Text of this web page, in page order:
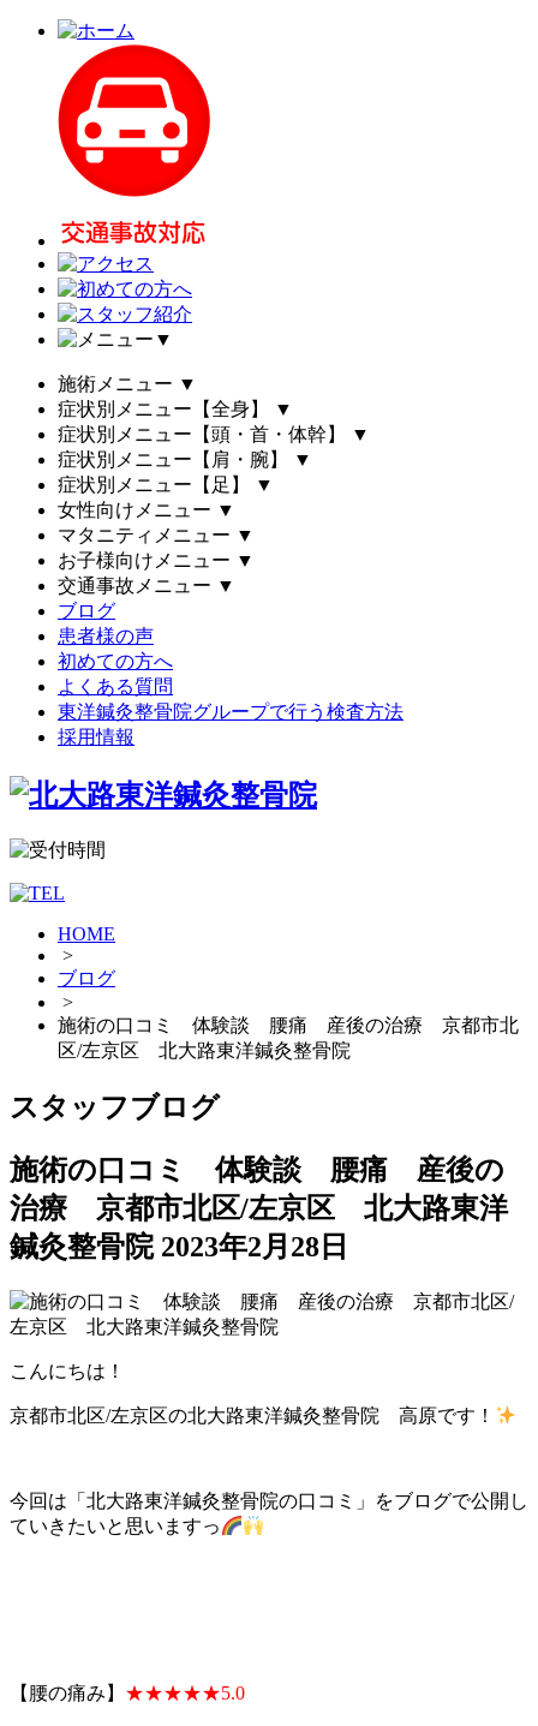
▼
施術メニュー ▼
症状別メニュー【全身】
▼
症状別メニュー【頭・首・体幹】
▼
症状別メニュー【肩・腕】
▼
症状別メニュー【足】
▼
女性向けメニュー ▼
マタニティメニュー ▼
お子様向けメニュー ▼
交通事故メニュー ▼
ブログ
患者様の声
初めての方へ
よくある質問
東洋鍼灸整骨院グループで行う検査方法
採用情報
HOME
>
ブログ
>
施術の口コミ 体験談 腰痛 産後の治療 京都市北
区/左京区 北大路東洋鍼灸整骨院
スタッフブログ
施術の口コミ 体験談 腰痛 産後の
治療 京都市北区/左京区 北大路東洋
鍼灸整骨院 2023年2月28日
こんにちは！
京都市北区/左京区の北大路東洋鍼灸整骨院 高原です！
今回は「北大路東洋鍼灸整骨院の口コミ」をブログで公開し
ていきたいと思いますっ
【腰の痛み】 ★★★★★5.0